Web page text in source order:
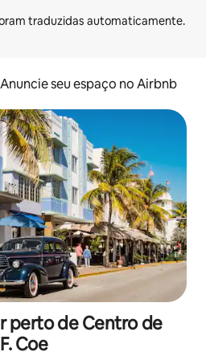
Anuncie seu espaço no Airbnb
perto de Centro de
Coe